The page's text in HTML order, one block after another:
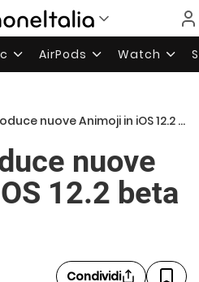
AirPods Watch
nuove Animoji in iOS 12.2 beta 2
nuove
12.2 beta
Condividi